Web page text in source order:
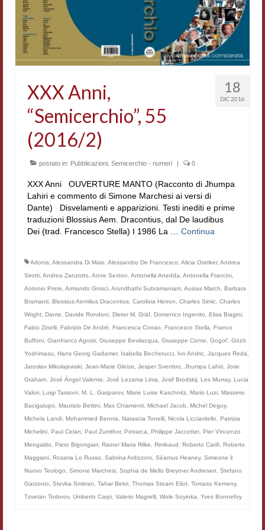
Accordi di cooperazione
Ricerca
Cultura coreana
Koreanische Literatur und Kultur
Hagiographica Coreana
Cultura medioevale
Corpus Rhythmorum Musicum
Epistolografia
Comparatistica
Filologia digitale
Lexicon
ALIM
Corpus Rhythmorum Musicum
Lo studium aretino del ‘200
DIGIMED
Eurasian Latin Archive
Rammses
LEAD
Didattica
18
DIC 2016
XXX Anni,
“Semicerchio”, 55
(2016/2)
postato in: Pubblicazioni Semicerchio - numeri 0
XXX Anni OUVERTURE MANTO (Racconto di Jhumpa
Lahiri e commento di Simone Marchesi ai versi di
Dante) Disvelamenti e apparizioni. Testi inediti e prime
traduzioni Blossius Aem. Dracontius, dal De laudibus
Dei (trad. Francesco Stella) I 1986 La … Continua
Adonis, Alessandra Di Maio, Alessandro De Francesco, Alicia Ostriker, Andrea
Sirotti, Andrea Zanzotto, Anne Sexton, Antonella Anedda, Antonella Francini,
Antonio Prete, Armando Gnisci, Arundhathi Subramaniam, Ausias March, Barbara
Bramanti, Blossius Aemilius Dracontius, Carolivia Herron, Charles Simic, Charles
Wright, Dante, Davide Rondoni, Dieter M. Gräf, Domenico Ingenito, Elisa Biagini,
Fabio Zinelli, Fabrizio De André, Francesca Corrao, Francesco Stella, Franco
Buffoni, Gianfranco Agosti, Giuseppe Bevilacqua, Giuseppe Conte, Gogol’, Gōzō
Yoshimasu, Hans Georg Gadamer, Isabella Becherucci, Ivo Andric, Jacques Reda,
Jarosłav Mikołajewski, Jean-Marie Gleize, Jesper Svenbro, Jhumpa Lahiri, Jorie
Graham, José Ángel Valente, José Lezama Lima, Josif Brodskij, Les Murray, Lucia
Valori, Luigi Tassoni, M. L. Gasparov, Marie Luise Kaschnitz, Mario Luzi, Massimo
Bacigalupo, Maurizio Bettini, Max Chiamenti, Michael Jacob, Michel Deguy,
Michela Landi, Mohammed Bennis, Natascia Tonelli, Nicola Licciardello, Patrizia
Michelini, Paul Celan, Paul Zumthor, Petrarca, Philippe Jaccottet, Pier Vincenzo
Mengaldo, Piero Bigongiari, Rainer Maria Rilke, Rimbaud, Roberto Carifi, Roberto
Maggiani, Rosaria Lo Russo, Sabrina Ardizzoni, Séamus Heaney, Simeone il
Nuovo Teologo, Simone Marchesi, Sophia de Mello Breytner Andresen, Stefano
Garzonio, Stevka Smitran, Tahar Bekri, Thomas Stearn Eliot, Tomaso Kemeny,
Tzvetan Todorov, Umberto Carpi, Valerio Magrelli, Wole Soyinka, Yves Bonnefoy